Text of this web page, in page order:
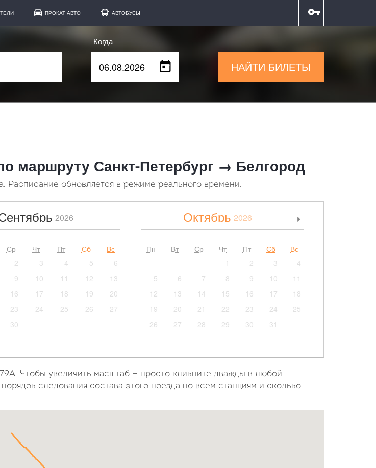
ПРОКАТ АВТО АВТОБУСЫ
Когда
НАЙТИ БИЛЕТЫ
маршруту Санкт-Петербург → Белгород
обновляется в режиме реального времени.
2026
Ср Чт Пт Сб
Вс
2 3 4 5
6
9 10 11 12
13
16 17 18 19
20
23 24 25 26
27
30
Октябрь 2026
Пн Вт Ср Чт Пт Сб
Вс
1
2 3
4
5
6 7 8 9 10
11
12
13 14 15 16 17
18
19
20 21 22 23 24
25
26
27 28 29 30 31
Чтобы увеличить масштаб — просто кликните дважды в любой
следования состава этого поезда по всем станциям и сколько